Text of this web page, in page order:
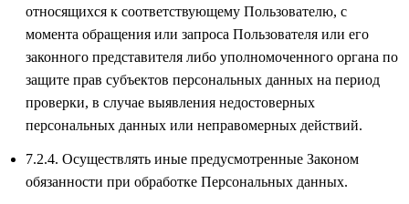
относящихся к соответствующему Пользователю, с
момента обращения или запроса Пользователя или его
законного представителя либо уполномоченного органа по
защите прав субъектов персональных данных на период
проверки, в случае выявления недостоверных
персональных данных или неправомерных действий.
7.2.4. Осуществлять иные предусмотренные Законом
обязанности при обработке Персональных данных.